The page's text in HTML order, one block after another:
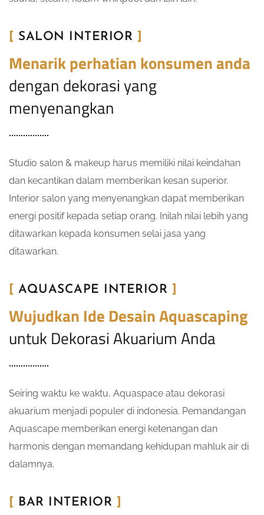
[ SALON INTERIOR ]
Menarik perhatian konsumen anda
dengan dekorasi yang
menyenangkan
Studio salon & makeup harus memiliki nilai keindahan
dan kecantikan dalam memberikan kesan superior.
Interior salon yang menyenangkan dapat memberikan
energi positif kepada setiap orang. Inilah nilai lebih yang
ditawarkan kepada konsumen selai jasa yang
ditawarkan.
[ AQUASCAPE INTERIOR ]
Wujudkan Ide Desain Aquascaping
untuk Dekorasi Akuarium Anda
Seiring waktu ke waktu, Aquaspace atau dekorasi
akuarium menjadi populer di indonesia. Pemandangan
Aquascape memberikan energi ketenangan dan
harmonis dengan memandang kehidupan mahluk air di
dalamnya.
[ BAR INTERIOR ]